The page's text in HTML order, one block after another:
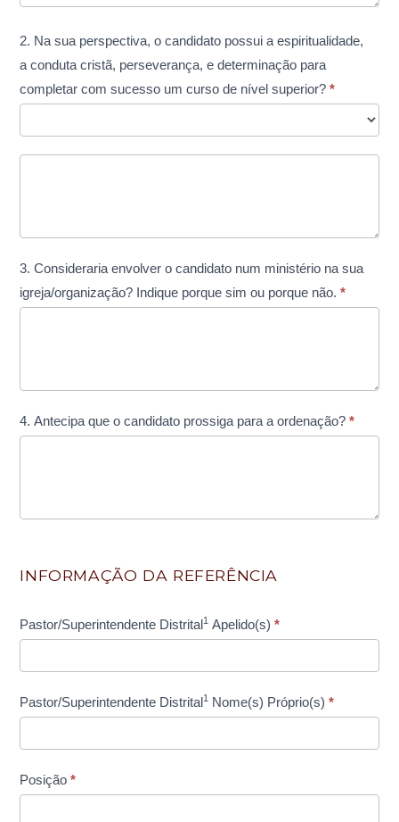
2. Na sua perspectiva, o candidato possui a espiritualidade,
a conduta cristã, perseverança, e determinação para
completar com sucesso um curso de nível superior?*
3. Consideraria envolver o candidato num ministério na sua
igreja/organização? Indique porque sim ou porque não.*
4. Antecipa que o candidato prossiga para a ordenação?*
INFORMAÇÃO DA REFERÊNCIA
Pastor/Superintendente Distrital1 Apelido(s)*
Pastor/Superintendente Distrital1 Nome(s) Próprio(s)*
Posição*